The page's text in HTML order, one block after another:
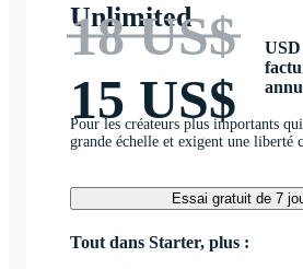
Unlimited
18 US$
15 US$
Pour les créateurs plus importants
grande échelle et exigent une liberté
Essai gratuit de 7
Tout dans Starter, plus :